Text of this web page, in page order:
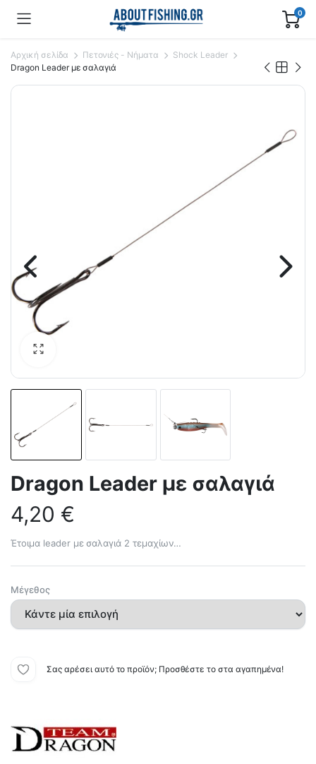
0
Αρχική σελίδα Πετονιές - Νήματα
Shock Leader
Dragon Leader με σαλαγιά
Dragon Leader με σαλαγιά
4,20 €
Έτοιμα leader με σαλαγιά 2 τεμαχίων…
Μέγεθος
Σας αρέσει αυτό το προϊόν; Προσθέστε το στα αγαπημένα!